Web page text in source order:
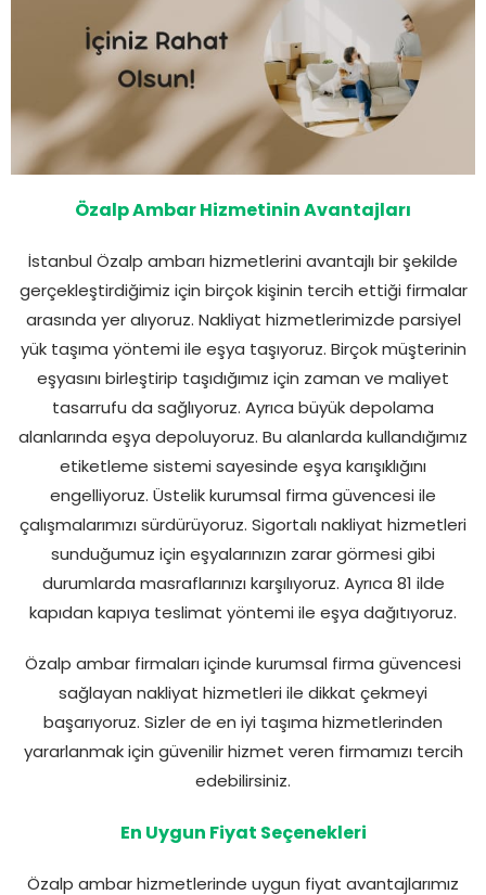
Özalp Ambar Hizmetinin Avantajları
İstanbul Özalp ambarı hizmetlerini avantajlı bir şekilde
gerçekleştirdiğimiz için birçok kişinin tercih ettiği firmalar
arasında yer alıyoruz. Nakliyat hizmetlerimizde parsiyel
yük taşıma yöntemi ile eşya taşıyoruz. Birçok müşterinin
eşyasını birleştirip taşıdığımız için zaman ve maliyet
tasarrufu da sağlıyoruz. Ayrıca büyük depolama
alanlarında eşya depoluyoruz. Bu alanlarda kullandığımız
etiketleme sistemi sayesinde eşya karışıklığını
engelliyoruz. Üstelik kurumsal firma güvencesi ile
çalışmalarımızı sürdürüyoruz. Sigortalı nakliyat hizmetleri
sunduğumuz için eşyalarınızın zarar görmesi gibi
durumlarda masraflarınızı karşılıyoruz. Ayrıca 81 ilde
kapıdan kapıya teslimat yöntemi ile eşya dağıtıyoruz.
Özalp ambar firmaları içinde kurumsal firma güvencesi
sağlayan nakliyat hizmetleri ile dikkat çekmeyi
başarıyoruz. Sizler de en iyi taşıma hizmetlerinden
yararlanmak için güvenilir hizmet veren firmamızı tercih
edebilirsiniz.
En Uygun Fiyat Seçenekleri
Özalp ambar hizmetlerinde uygun fiyat avantajlarımız